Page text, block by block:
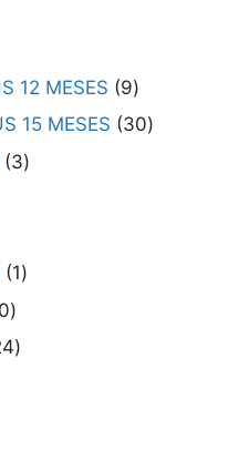
12 MESES
9
15 MESES
30
3
1